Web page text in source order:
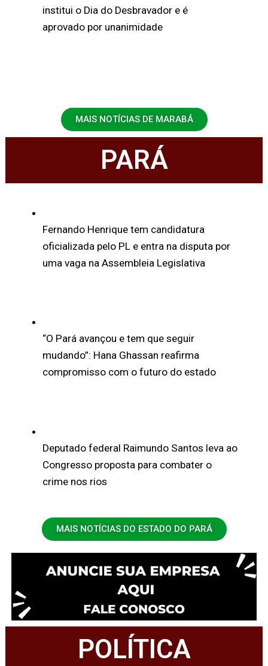
institui o Dia do Desbravador e é
aprovado por unanimidade
MAIS NOTÍCIAS DE MARABÁ
PARÁ
Fernando Henrique tem candidatura
oficializada pelo PL e entra na disputa por
uma vaga na Assembleia Legislativa
“O Pará avançou e tem que seguir
mudando”: Hana Ghassan reafirma
compromisso com o futuro do estado
Deputado federal Raimundo Santos leva ao
Congresso proposta para combater o
crime nos rios
MAIS NOTÍCIAS DO ESTADO DO PARÁ
POLÍTICA